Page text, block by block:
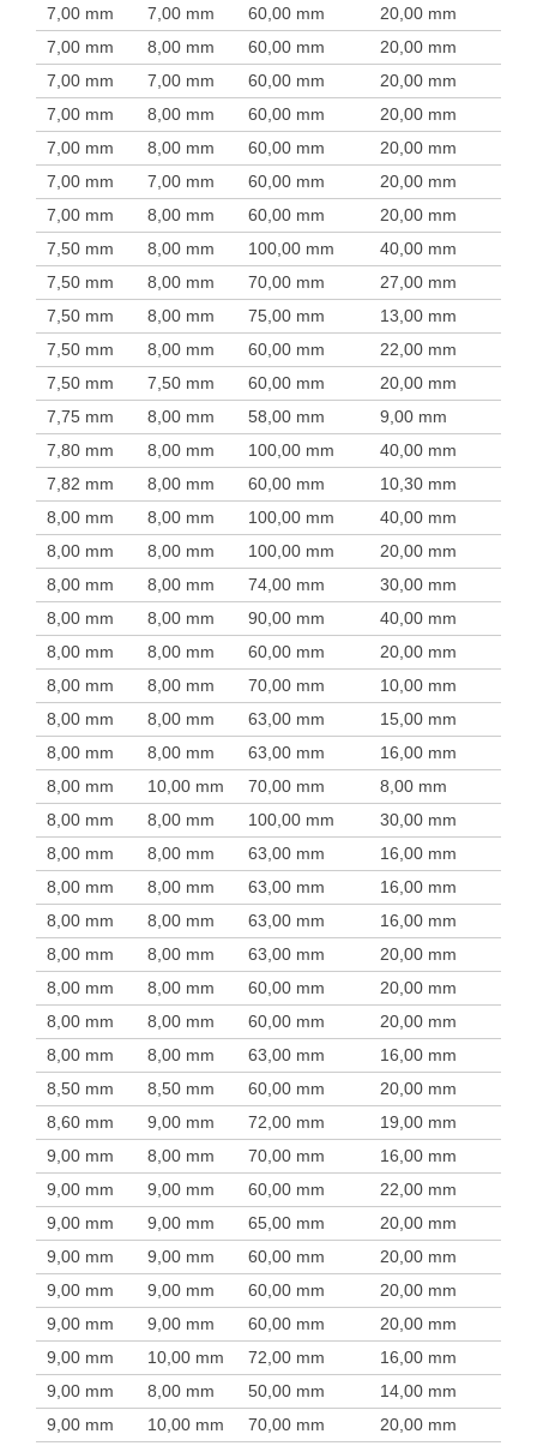
7,00 mm 7,00 mm 60,00 mm 20,00 mm
7,00 mm
8,00 mm 60,00 mm 20,00 mm
7,00 mm
7,00 mm 60,00 mm 20,00 mm
7,00 mm
8,00 mm 60,00 mm 20,00 mm
7,00 mm
8,00 mm 60,00 mm 20,00 mm
7,00 mm
7,00 mm 60,00 mm 20,00 mm
7,00 mm
8,00 mm 60,00 mm 20,00 mm
7,50 mm
8,00 mm 100,00 mm 40,00 mm
7,50 mm
8,00 mm 70,00 mm 27,00 mm
7,50 mm
8,00 mm 75,00 mm 13,00 mm
7,50 mm
8,00 mm 60,00 mm 22,00 mm
7,50 mm
7,50 mm 60,00 mm 20,00 mm
7,75 mm
8,00 mm 58,00 mm 9,00 mm
7,80 mm
8,00 mm 100,00 mm 40,00 mm
7,82 mm
8,00 mm 60,00 mm 10,30 mm
8,00 mm
8,00 mm 100,00 mm 40,00 mm
8,00 mm
8,00 mm 100,00 mm 20,00 mm
8,00 mm
8,00 mm 74,00 mm 30,00 mm
8,00 mm
8,00 mm 90,00 mm 40,00 mm
8,00 mm
8,00 mm 60,00 mm 20,00 mm
8,00 mm
8,00 mm 70,00 mm 10,00 mm
8,00 mm
8,00 mm 63,00 mm 15,00 mm
8,00 mm
8,00 mm 63,00 mm 16,00 mm
8,00 mm
10,00 mm 70,00 mm 8,00 mm
8,00 mm
8,00 mm 100,00 mm 30,00 mm
8,00 mm
8,00 mm 63,00 mm 16,00 mm
8,00 mm
8,00 mm 63,00 mm 16,00 mm
8,00 mm
8,00 mm 63,00 mm 16,00 mm
8,00 mm
8,00 mm 63,00 mm 20,00 mm
8,00 mm
8,00 mm 60,00 mm 20,00 mm
8,00 mm
8,00 mm 60,00 mm 20,00 mm
8,00 mm
8,00 mm 63,00 mm 16,00 mm
8,50 mm
8,50 mm 60,00 mm 20,00 mm
8,60 mm
9,00 mm 72,00 mm 19,00 mm
9,00 mm
8,00 mm 70,00 mm 16,00 mm
9,00 mm
9,00 mm 60,00 mm 22,00 mm
9,00 mm
9,00 mm 65,00 mm 20,00 mm
9,00 mm
9,00 mm 60,00 mm 20,00 mm
9,00 mm
9,00 mm 60,00 mm 20,00 mm
9,00 mm
9,00 mm 60,00 mm 20,00 mm
9,00 mm
10,00 mm 72,00 mm 16,00 mm
9,00 mm
8,00 mm 50,00 mm 14,00 mm
9,00 mm
10,00 mm 70,00 mm 20,00 mm